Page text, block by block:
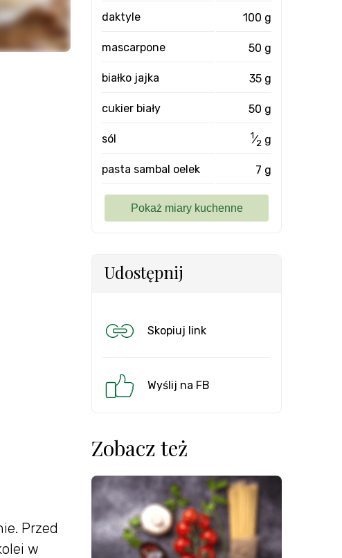
Przed
w
daktyle 100 g
mascarpone 50 g
białko jajka 35 g
cukier biały 50 g
sól 1⁄2 g
pasta sambal oelek 7 g
Udostępnij
Skopiuj link
Wyślij na FB
Zobacz też